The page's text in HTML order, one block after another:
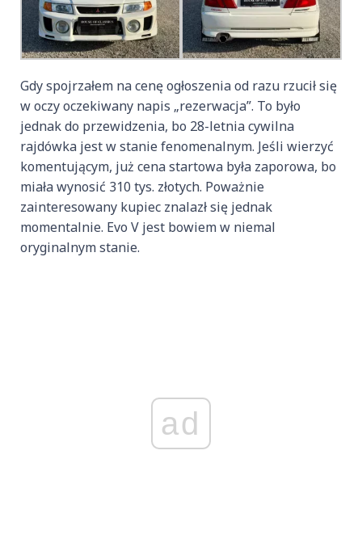
Gdy spojrzałem na cenę ogłoszenia od razu rzucił się
w oczy oczekiwany napis „rezerwacja”. To było
jednak do przewidzenia, bo 28-letnia cywilna
rajdówka jest w stanie fenomenalnym. Jeśli wierzyć
komentującym, już cena startowa była zaporowa, bo
miała wynosić 310 tys. złotych. Poważnie
zainteresowany kupiec znalazł się jednak
momentalnie. Evo V jest bowiem w niemal
oryginalnym stanie.
ad